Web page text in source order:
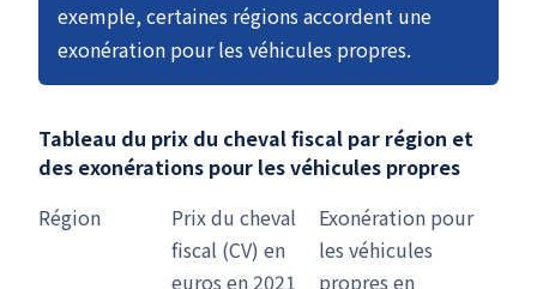
exemple, certaines régions accordent une
exonération pour les véhicules propres.
Tableau du prix du cheval fiscal par région et
des exonérations pour les véhicules propres
Région
Prix du cheval
fiscal (CV) en
euros en 2021
Exonération pour
les véhicules
propres en